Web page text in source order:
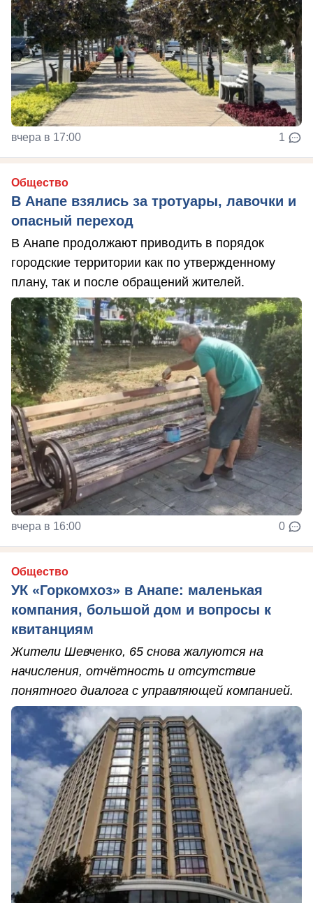
вчера в 17:00 1
Общество
В Анапе взялись за тротуары, лавочки и
опасный переход
В Анапе продолжают приводить в порядок
городские территории как по утвержденному
плану, так и после обращений жителей.
вчера в 16:00 0
Общество
УК «Горкомхоз» в Анапе: маленькая
компания, большой дом и вопросы к
квитанциям
Жители Шевченко, 65 снова жалуются на
начисления, отчётность и отсутствие
понятного диалога с управляющей компанией.